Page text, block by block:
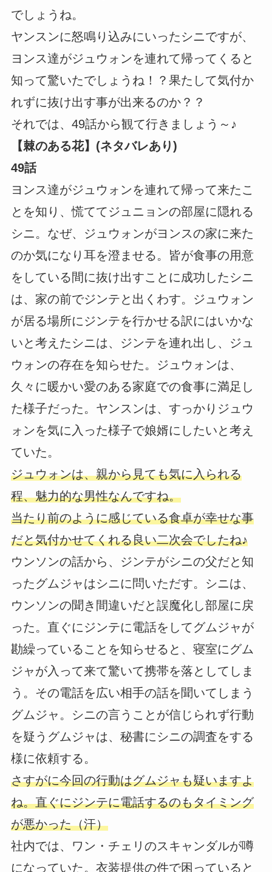
でしょうね。
ヤンスンに怒鳴り込みにいったシニですが、
ヨンス達がジュウォンを連れて帰ってくると
知って驚いたでしょうね！？果たして気付か
れずに抜け出す事が出来るのか？？
それでは、49話から観て行きましょう～♪
【棘のある花】(ネタバレあり)
49話
ヨンス達がジュウォンを連れて帰って来たこ
とを知り、慌ててジュニョンの部屋に隠れる
シニ。なぜ、ジュウォンがヨンスの家に来た
のか気になり耳を澄ませる。皆が食事の用意
をしている間に抜け出すことに成功したシニ
は、家の前でジンテと出くわす。ジュウォン
が居る場所にジンテを行かせる訳にはいかな
いと考えたシニは、ジンテを連れ出し、ジュ
ウォンの存在を知らせた。ジュウォンは、
久々に暖かい愛のある家庭での食事に満足し
た様子だった。ヤンスンは、すっかりジュウ
ォンを気に入った様子で娘婿にしたいと考え
ていた。
ジュウォンは、親から見ても気に入られる
程、魅力的な男性なんですね。
当たり前のように感じている食卓が幸せな事
だと気付かせてくれる良い二次会でしたね♪
ウンソンの話から、ジンテがシニの父だと知
ったグムジャはシニに問いただす。シニは、
ウンソンの聞き間違いだと誤魔化し部屋に戻
った。直ぐにジンテに電話をしてグムジャが
勘繰っていることを知らせると、寝室にグム
ジャが入って来て驚いて携帯を落としてしま
う。その電話を広い相手の話を聞いてしまう
グムジャ。シニの言うことが信じられず行動
を疑うグムジャは、秘書にシニの調査をする
様に依頼する。
さすがに今回の行動はグムジャも疑いますよ
ね。直ぐにジンテに電話するのもタイミング
が悪かった（汗）
社内では、ワン・チェリのスキャンダルが噂
になっていた。衣装提供の件で困っていると